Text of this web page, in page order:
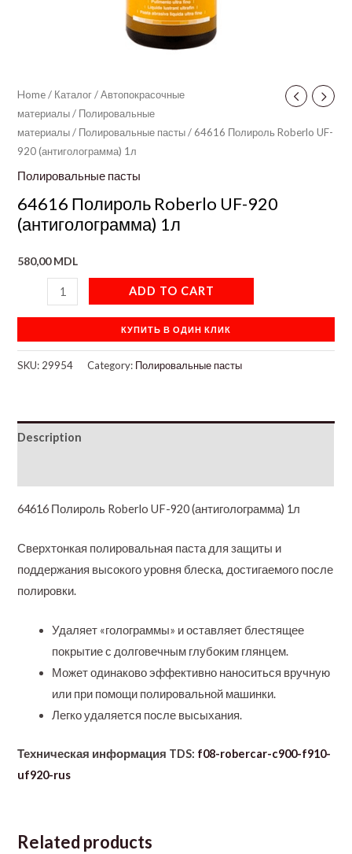
Home/ Каталог/Автопокрасочные
материалы/ Полировальные
материалы/ Полировальные пасты/ 64616 Полироль Roberlo UF-
920 (антиголограмма) 1л
Полировальные пасты
64616 Полироль Roberlo UF-920
(антиголограмма) 1л
580,00MDL
ADD TO CART
КУПИТЬ В ОДИН КЛИК
SKU: 29954 Category: Полировальные пасты
Description
64616 Полироль Roberlo UF-920 (антиголограмма) 1л
Сверхтонкая полировальная паста для защиты и
поддержания высокого уровня блеска, достигаемого после
полировки.
Удаляет «голограммы» и оставляет блестящее
покрытие с долговечным глубоким глянцем.
Может одинаково эффективно наноситься вручную
или при помощи полировальной машинки.
Легко удаляется после высыхания.
Техническая информация TDS: f08-robercar-c900-f910-
uf920-rus
Related products